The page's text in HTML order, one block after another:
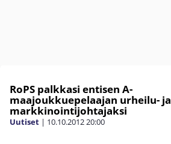
RoPS palkkasi entisen A-
maajoukkuepelaajan urheilu- ja
markkinointijohtajaksi
Uutiset | 10.10.201220:00